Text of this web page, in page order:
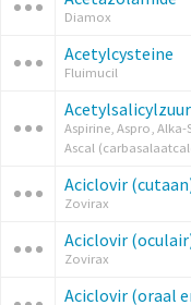
Diamox
Acetylcysteine
Fluimucil
Aspirine, Aspro,
Ascal
Aciclovir
Zovirax
Aciclovir
Zovirax
Aciclovir (oraal